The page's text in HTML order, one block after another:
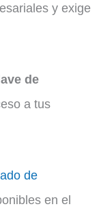
y exige
de
a tus
de
en el